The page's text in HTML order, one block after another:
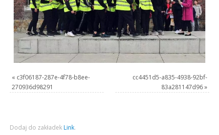
« c3f06187-287e-4f78-b8ee-
270936d98291
cc4451d5-a835-4938-92bf-
83a281147d96»
Dodaj do zakładek Link.